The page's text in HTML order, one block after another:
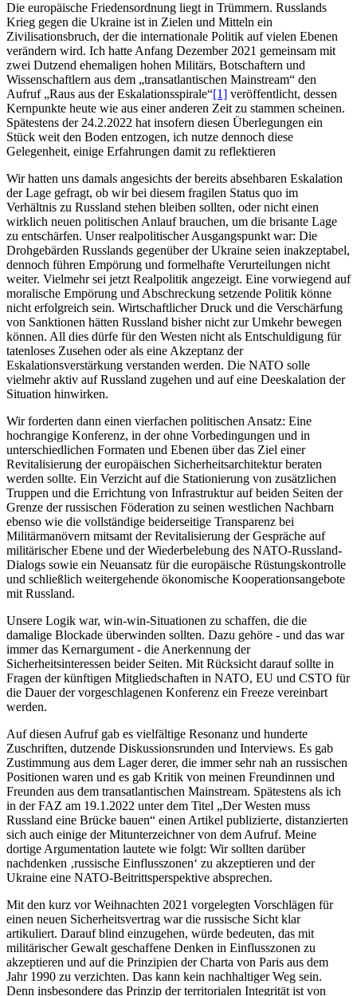
Die europäische Friedensordnung liegt in Trümmern. Russlands
Krieg gegen die Ukraine ist in Zielen und Mitteln ein
Zivilisationsbruch, der die internationale Politik auf vielen Ebenen
verändern wird. Ich hatte Anfang Dezember 2021 gemeinsam mit
zwei Dutzend ehemaligen hohen Militärs, Botschaftern und
Wissenschaftlern aus dem „transatlantischen Mainstream“ den
Aufruf „Raus aus der Eskalationsspirale“[1] veröffentlicht, dessen
Kernpunkte heute wie aus einer anderen Zeit zu stammen scheinen.
Spätestens der 24.2.2022 hat insofern diesen Überlegungen ein
Stück weit den Boden entzogen, ich nutze dennoch diese
Gelegenheit, einige Erfahrungen damit zu reflektieren
Wir hatten uns damals angesichts der bereits absehbaren Eskalation
der Lage gefragt, ob wir bei diesem fragilen Status quo im
Verhältnis zu Russland stehen bleiben sollten, oder nicht einen
wirklich neuen politischen Anlauf brauchen, um die brisante Lage
zu entschärfen. Unser realpolitischer Ausgangspunkt war: Die
Drohgebärden Russlands gegenüber der Ukraine seien inakzeptabel,
dennoch führen Empörung und formelhafte Verurteilungen nicht
weiter. Vielmehr sei jetzt Realpolitik angezeigt. Eine vorwiegend auf
moralische Empörung und Abschreckung setzende Politik könne
nicht erfolgreich sein. Wirtschaftlicher Druck und die Verschärfung
von Sanktionen hätten Russland bisher nicht zur Umkehr bewegen
können. All dies dürfe für den Westen nicht als Entschuldigung für
tatenloses Zusehen oder als eine Akzeptanz der
Eskalationsverstärkung verstanden werden. Die NATO solle
vielmehr aktiv auf Russland zugehen und auf eine Deeskalation der
Situation hinwirken.
Wir forderten dann einen vierfachen politischen Ansatz: Eine
hochrangige Konferenz, in der ohne Vorbedingungen und in
unterschiedlichen Formaten und Ebenen über das Ziel einer
Revitalisierung der europäischen Sicherheitsarchitektur beraten
werden sollte. Ein Verzicht auf die Stationierung von zusätzlichen
Truppen und die Errichtung von Infrastruktur auf beiden Seiten der
Grenze der russischen Föderation zu seinen westlichen Nachbarn
ebenso wie die vollständige beiderseitige Transparenz bei
Militärmanövern mitsamt der Revitalisierung der Gespräche auf
militärischer Ebene und der Wiederbelebung des NATO-Russland-
Dialogs sowie ein Neuansatz für die europäische Rüstungskontrolle
und schließlich weitergehende ökonomische Kooperationsangebote
mit Russland.
Unsere Logik war, win-win-Situationen zu schaffen, die die
damalige Blockade überwinden sollten. Dazu gehöre - und das war
immer das Kernargument - die Anerkennung der
Sicherheitsinteressen beider Seiten. Mit Rücksicht darauf sollte in
Fragen der künftigen Mitgliedschaften in NATO, EU und CSTO für
die Dauer der vorgeschlagenen Konferenz ein Freeze vereinbart
werden.
Auf diesen Aufruf gab es vielfältige Resonanz und hunderte
Zuschriften, dutzende Diskussionsrunden und Interviews. Es gab
Zustimmung aus dem Lager derer, die immer sehr nah an russischen
Positionen waren und es gab Kritik von meinen Freundinnen und
Freunden aus dem transatlantischen Mainstream. Spätestens als ich
in der FAZ am 19.1.2022 unter dem Titel „Der Westen muss
Russland eine Brücke bauen“ einen Artikel publizierte, distanzierten
sich auch einige der Mitunterzeichner von dem Aufruf. Meine
dortige Argumentation lautete wie folgt: Wir sollten darüber
nachdenken ‚russische Einflusszonen‘ zu akzeptieren und der
Ukraine eine NATO-Beitrittsperspektive absprechen.
Mit den kurz vor Weihnachten 2021 vorgelegten Vorschlägen für
einen neuen Sicherheitsvertrag war die russische Sicht klar
artikuliert. Darauf blind einzugehen, würde bedeuten, das mit
militärischer Gewalt geschaffene Denken in Einflusszonen zu
akzeptieren und auf die Prinzipien der Charta von Paris aus dem
Jahr 1990 zu verzichten. Das kann kein nachhaltiger Weg sein.
Denn insbesondere das Prinzip der territorialen Integrität ist von